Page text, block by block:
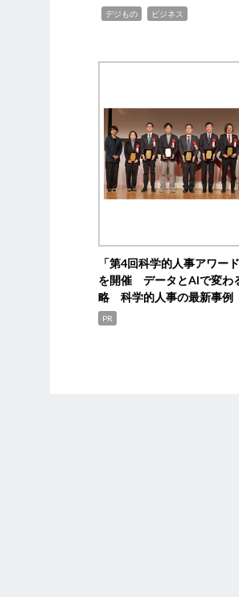
デジもの ビジネス
「第4回科学的人事アワー
を開催 データとAIで変わ
略 科学的人事の最新事例
PR